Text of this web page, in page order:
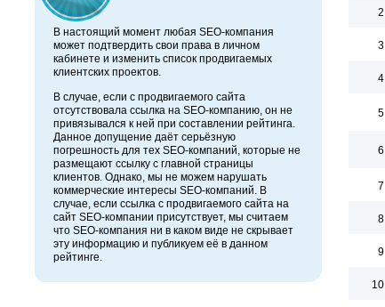
В настоящий момент любая SEO-компания
может подтвердить свои права в личном
кабинете и изменить список продвигаемых
клиентских проектов.
В случае, если с продвигаемого сайта
отсутствовала ссылка на SEO-компанию, он не
привязывался к ней при составлении рейтинга.
Данное допущение даёт серьёзную
погрешность для тех SEO-компаний, которые не
размещают ссылку с главной страницы
клиентов. Однако, мы не можем нарушать
коммерческие интересы SEO-компаний. В
случае, если ссылка с продвигаемого сайта на
сайт SEO-компании присутствует, мы считаем
что SEO-компания ни в каком виде не скрывает
эту информацию и публикуем её в данном
рейтинге.
2
3
4
5
6
7
8
9
10